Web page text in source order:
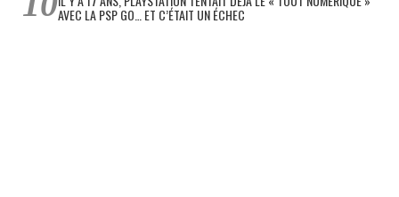
AVEC LA PSP GO… ET C’ÉTAIT UN ÉCHEC